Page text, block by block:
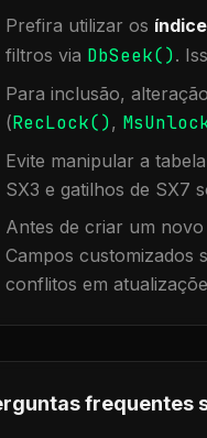
Prefira utilizar os
filtros via DbSeek().
Para inclusão,
(RecLock(),
Evite manipular a tabela
SX3 e gatilhos de SX7
Antes de criar um
Campos customizados
conflitos em
frequentes